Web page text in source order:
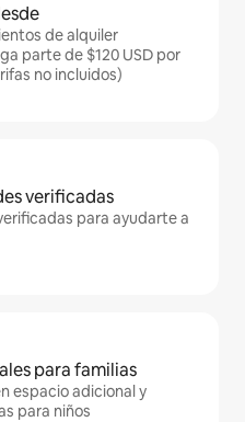
de alquiler
parte de $120 USD por
no incluidos)
verificadas
para ayudarte a
para familias
espacio adicional y
para niños